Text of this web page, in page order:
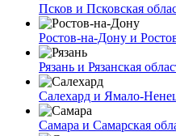
Псков и Псковская
Ростов-на-Дону и
Рязань и Рязанская
Салехард и Ямало-
Самара и Самарская